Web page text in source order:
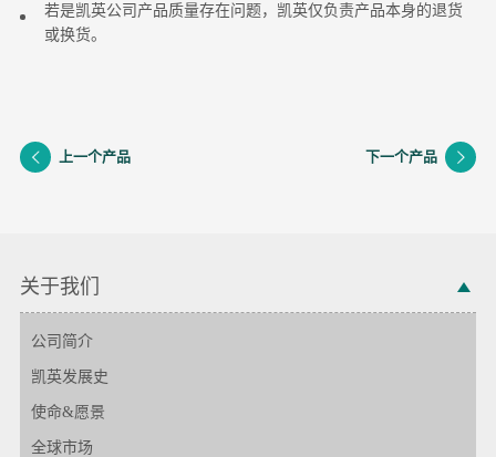
若是凯英公司产品质量存在问题，凯英仅负责产品本身的退货
或换货。
上一个产品 下一个产品
关于我们
公司简介
凯英发展史
使命&愿景
全球市场